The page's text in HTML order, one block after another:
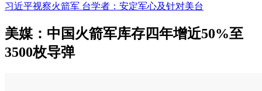
习近平视察火箭军 台学者：安定军心及针对美台
美媒：中国火箭军库存四年增近50%至
3500枚导弹